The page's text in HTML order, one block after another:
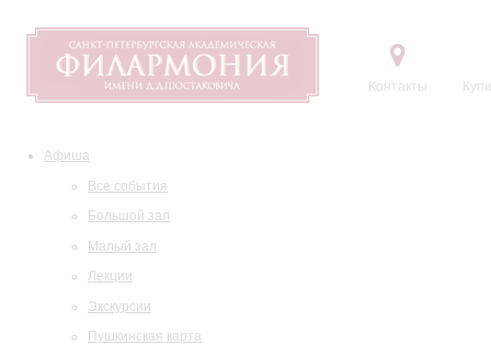
Контакты
Афиша
Все события
Большой зал
Малый зал
Лекции
Экскурсии
Пушкинская карта